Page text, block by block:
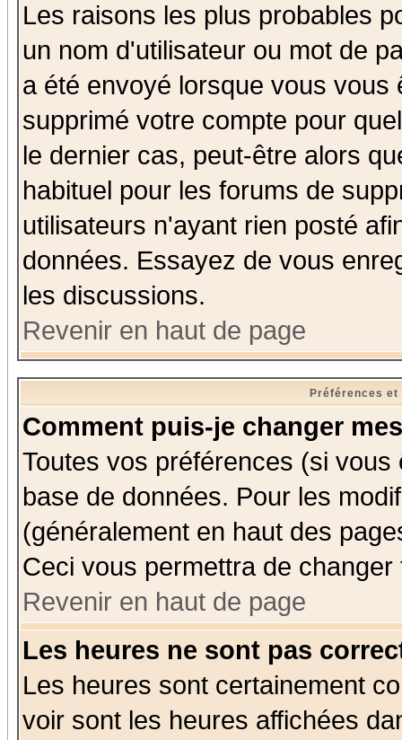
Les raisons les plus probables
un nom d'utilisateur ou mot de
a été envoyé lorsque vous
supprimé votre compte pour
le dernier cas, peut-être alors
habituel pour les forums de
utilisateurs n'ayant rien posté
données. Essayez de vous
les discussions.
Revenir en haut de page
Préférences
Comment puis-je changer
Toutes vos préférences (si
base de données. Pour les
(généralement en haut des
Ceci vous permettra de
Revenir en haut de page
Les heures ne sont pas
Les heures sont certainement
voir sont les heures affichées